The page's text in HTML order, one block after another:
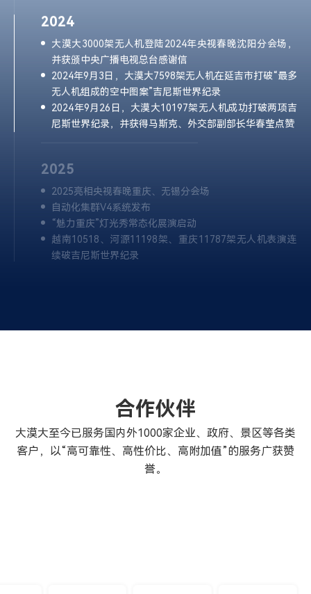
2025
2025亮相央视春晚重庆、无锡分会场
自动化集群V4系统发布
“魅力重庆”灯光秀常态化展演启动
越南10518、河源11198架、重庆11787架无人机表演连
2026
荣获广东省制造业单项冠军企业
2026亮相央视春晚宜宾分会场
2016 年 7 月中国首场无人机集群表演——《红星照耀中
2017年7月 全球第一个世界级主题公园驻场表演（珠海长
隆海洋王国）
2017年11月 全球第一个大型无人机焰火集群表演（浏阳
合作伙伴
大漠大至今已服务国内外1000家企业、政府、景区等各类
客户，以“高可靠性、高性价比、高附加值”的服务广获赞
誉。